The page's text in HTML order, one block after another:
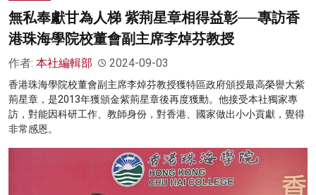
無私奉獻甘為人梯 紫荊星章相得益彰──專訪香
港珠海學院校董會副主席李焯芬教授
作者: 本社編輯部 2024-09-03
香港珠海學院校董會副主席李焯芬教授獲特區政府頒授最高榮譽大紫
荊星章，是2013年獲頒金紫荊星章後再度獲勳。他接受本社獨家專
訪，對能因科研工作、教師身份，對香港、國家做出小小貢獻，覺得
非常感恩。